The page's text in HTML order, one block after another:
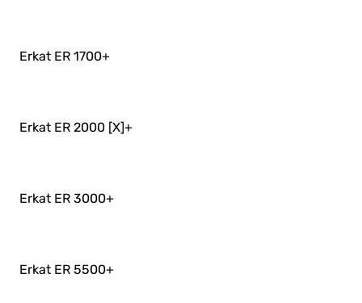
Erkat ER 1700+
Erkat ER 2000 [X]+
Erkat ER 3000+
Erkat ER 5500+